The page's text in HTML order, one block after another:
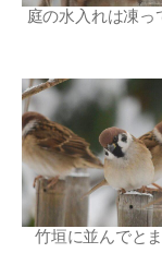
庭の水入れは凍っ
竹垣に並んでと